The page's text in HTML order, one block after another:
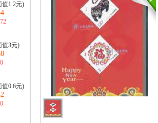
值1.2元)
值3元)
值0.6元)